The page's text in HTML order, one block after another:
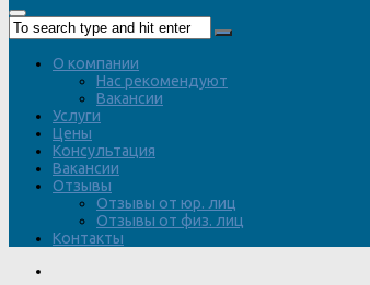
О компании
Нас рекомендуют
Вакансии
Услуги
Цены
Консультация
Вакансии
Отзывы
Отзывы от юр. лиц
Отзывы от физ. лиц
Контакты